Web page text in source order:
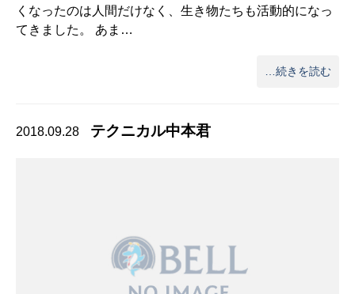
くなったのは人間だけなく、生き物たちも活動的になっ
てきました。 あま…
…続きを読む
2018.09.28 テクニカル中本君